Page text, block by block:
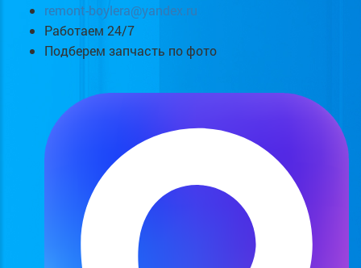
remont-boylera@yandex.ru
Работаем 24/7
Подберем запчасть по фото